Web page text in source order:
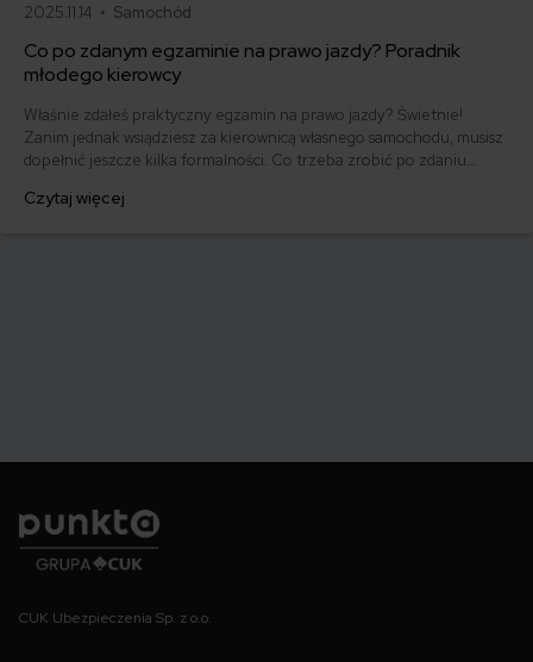
2025.11.14 • Samochód
Co po zdanym egzaminie na prawo jazdy? Poradnik
młodego kierowcy
Właśnie zdałeś praktyczny egzamin na prawo jazdy? Świetnie!
Zanim jednak wsiądziesz za kierownicą własnego samochodu, musisz
dopełnić jeszcze kilka formalności. Co trzeba zrobić po zdaniu
którym szybko załatwisz sprawy urzędowe i będziesz mógł prowadzić
Czytaj więcej
CUK Ubezpieczenia Sp. z o.o.